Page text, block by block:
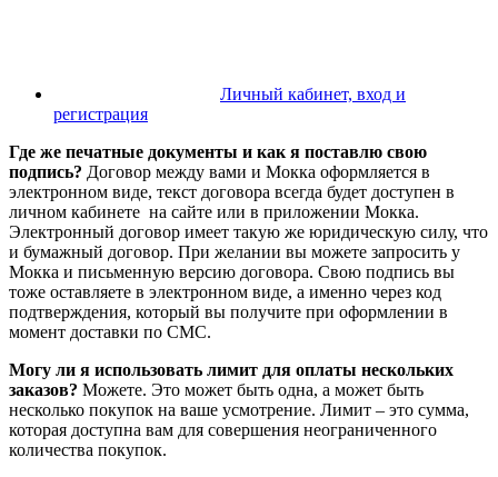
Личный кабинет, вход и
регистрация
Где же печатные документы и как я поставлю свою
подпись? Договор между вами и Мокка оформляется в
электронном виде, текст договора всегда будет доступен в
личном кабинете на сайте или в приложении Мокка.
Электронный договор имеет такую же юридическую силу, что
и бумажный договор. При желании вы можете запросить у
Мокка и письменную версию договора. Свою подпись вы
тоже оставляете в электронном виде, а именно через код
подтверждения, который вы получите при оформлении в
момент доставки по СМС.
Могу ли я использовать лимит для оплаты нескольких
заказов? Можете. Это может быть одна, а может быть
несколько покупок на ваше усмотрение. Лимит – это сумма,
которая доступна вам для совершения неограниченного
количества покупок.